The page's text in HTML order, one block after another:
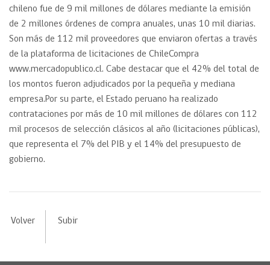
chileno fue de 9 mil millones de dólares mediante la emisión
de 2 millones órdenes de compra anuales, unas 10 mil diarias.
Son más de 112 mil proveedores que enviaron ofertas a través
de la plataforma de licitaciones de ChileCompra
www.mercadopublico.cl. Cabe destacar que el 42% del total de
los montos fueron adjudicados por la pequeña y mediana
empresa.Por su parte, el Estado peruano ha realizado
contrataciones por más de 10 mil millones de dólares con 112
mil procesos de selección clásicos al año (licitaciones públicas),
que representa el 7% del PIB y el 14% del presupuesto de
gobierno.
Volver Subir